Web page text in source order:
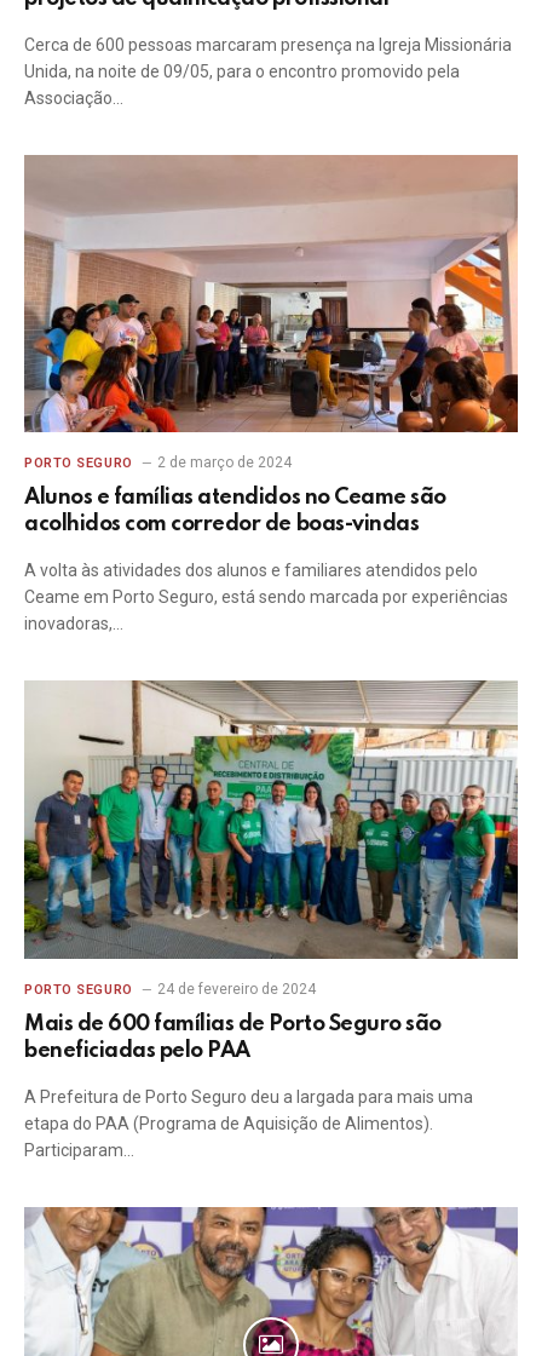
Cerca de 600 pessoas marcaram presença na Igreja Missionária
Unida, na noite de 09/05, para o encontro promovido pela
Associação…
PORTO SEGURO 2 de março de 2024
Alunos e famílias atendidos no Ceame são
acolhidos com corredor de boas-vindas
A volta às atividades dos alunos e familiares atendidos pelo
Ceame em Porto Seguro, está sendo marcada por experiências
inovadoras,…
PORTO SEGURO 24 de fevereiro de 2024
Mais de 600 famílias de Porto Seguro são
beneficiadas pelo PAA
A Prefeitura de Porto Seguro deu a largada para mais uma
etapa do PAA (Programa de Aquisição de Alimentos).
Participaram…